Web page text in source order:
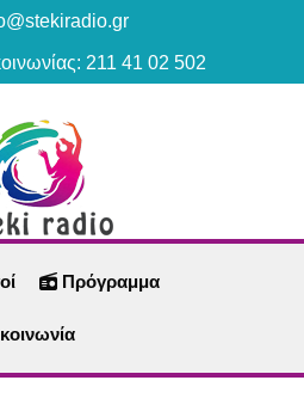
211 41 02 502
Πρόγραμμα